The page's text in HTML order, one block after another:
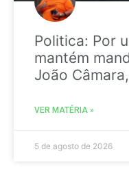
Politica: Por
mantém
João
VER MATÉRIA »
5 de agosto de 2026